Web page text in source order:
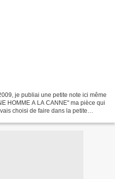
je publiai une petite note ici même
HOMME A LA CANNE" ma pièce qui
choisi de faire dans la petite